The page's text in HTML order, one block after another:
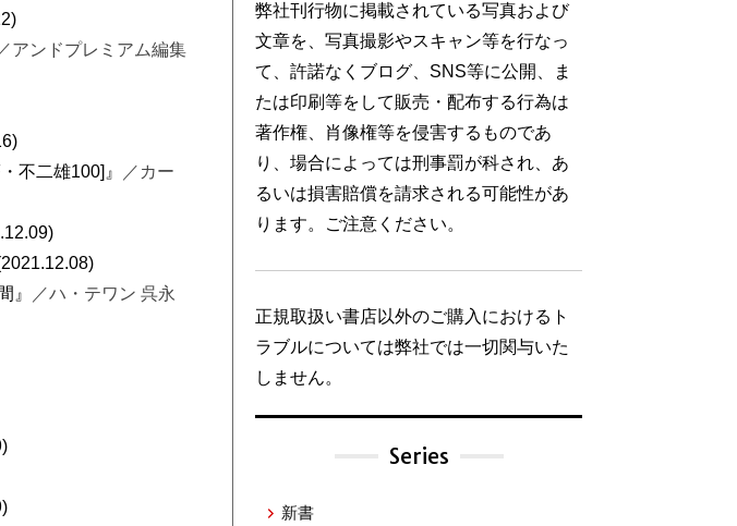
／アンドプレミアム編集
不二雄100]』
／カー
』
／ハ・テワン 呉永
弊社刊行物に掲載されている写真および
文章を、写真撮影やスキャン等を行なっ
て、許諾なくブログ、SNS等に公開、ま
たは印刷等をして販売・配布する行為は
著作権、肖像権等を侵害するものであ
り、場合によっては刑事罰が科され、あ
るいは損害賠償を請求される可能性があ
ります。ご注意ください。
正規取扱い書店以外のご購入におけるト
ラブルについては弊社では一切関与いた
しません。
Series
新書